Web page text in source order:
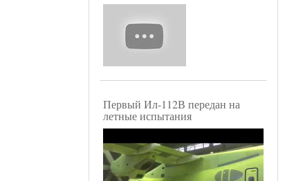
Первый Ил-112В передан на
летные испытания